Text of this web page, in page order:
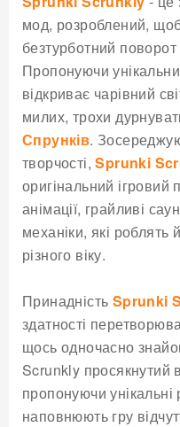
мод, розроблений,
безтурботний поворот
Пропонуючи
відкриває чарівний
милих, трохи
Спрунків.
творчості,Sprunki
оригінальний ігровий
анімації, грайливі
механіки, які роблять
різного віку.
Принадність Sprunki
здатності
щось одночасно
Scrunkly просякнутий
пропонуючи унікальні
наповнюють гру